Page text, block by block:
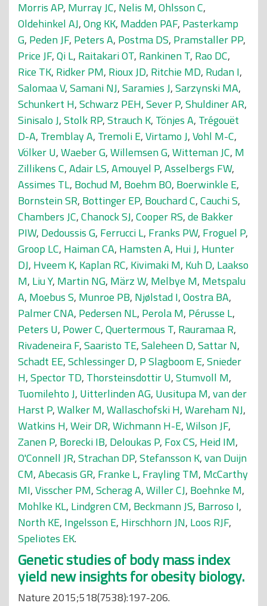
Morris AP, Murray JC, Nelis M,Ohlsson C,
Oldehinkel AJ,Ong KK, Madden PAF, Pasterkamp
G, Peden JF, Peters A, Postma DS, Pramstaller PP,
Price JF,Qi L, Raitakari OT, Rankinen T, Rao DC,
Rice TK, Ridker PM, Rioux JD, Ritchie MD, Rudan I,
Salomaa V,Samani NJ,Saramies J,Sarzynski MA,
Schunkert H,Schwarz PEH,Sever P,Shuldiner AR,
Sinisalo J,Stolk RP,Strauch K, Tönjes A, Trégouët
D-A, Tremblay A, Tremoli E,Virtamo J,Vohl M-C,
Völker U,Waeber G,Willemsen G,Witteman JC, M
Zillikens C,Adair LS,Amouyel P,Asselbergs FW,
Assimes TL, Bochud M, Boehm BO, Boerwinkle E,
Bornstein SR, Bottinger EP, Bouchard C,Cauchi S,
Chambers JC,Chanock SJ,Cooper RS,de Bakker
PIW, Dedoussis G, Ferrucci L, Franks PW, Froguel P,
Groop LC, Haiman CA, Hamsten A, Hui J, Hunter
DJ, Hveem K, Kaplan RC, Kivimaki M, Kuh D, Laakso
M, Liu Y, Martin NG, März W, Melbye M, Metspalu
A, Moebus S, Munroe PB, Njølstad I,Oostra BA,
Palmer CNA, Pedersen NL, Perola M, Pérusse L,
Peters U, Power C,Quertermous T, Rauramaa R,
Rivadeneira F,Saaristo TE,Saleheen D,Sattar N,
Schadt EE,Schlessinger D, P Slagboom E,Snieder
H,Spector TD, Thorsteinsdottir U,Stumvoll M,
Tuomilehto J, Uitterlinden AG, Uusitupa M,van der
Harst P,Walker M,Wallaschofski H,Wareham NJ,
Watkins H,Weir DR,Wichmann H-E,Wilson JF,
Zanen P, Borecki IB, Deloukas P, Fox CS, Heid IM,
O'Connell JR,Strachan DP,Stefansson K,van Duijn
CM,Abecasis GR, Franke L, Frayling TM, McCarthy
MI,Visscher PM,Scherag A,Willer CJ, Boehnke M,
Mohlke KL, Lindgren CM, Beckmann JS, Barroso I,
North KE, Ingelsson E, Hirschhorn JN, Loos RJF,
Speliotes EK.
Genetic studies of body mass index
yield new insights for obesity biology.
Nature 2015;518(7538):197-206.